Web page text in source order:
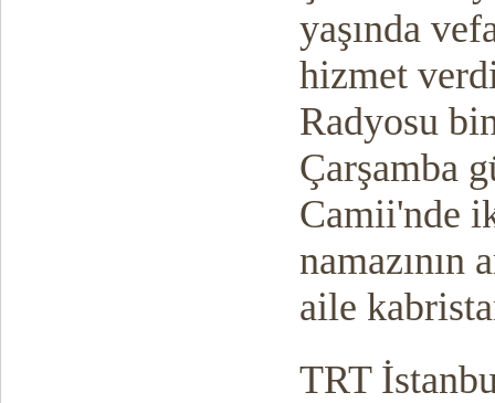
yaşında
hizmet
Radyosu
Çarşamba
Camii'nde
namazının
aile
TRT